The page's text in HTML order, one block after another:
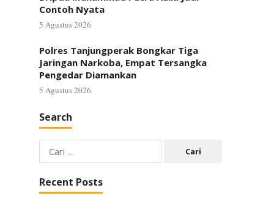
Contoh Nyata
5 Agustus 2026
Polres Tanjungperak Bongkar Tiga
Jaringan Narkoba, Empat Tersangka
Pengedar Diamankan
5 Agustus 2026
Search
Cari
untuk:
Recent Posts